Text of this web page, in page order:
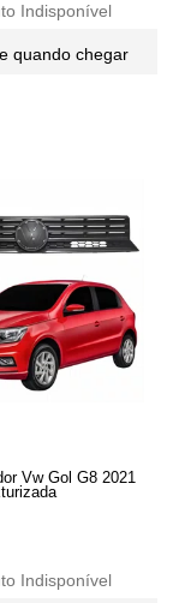
Indisponível
quando chegar
Vw Gol G8 2021
Indisponível